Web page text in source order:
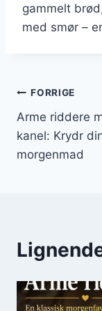
gammelt
med smør –
FORRIGE
Arme riddere
kanel: Krydr
morgenmad